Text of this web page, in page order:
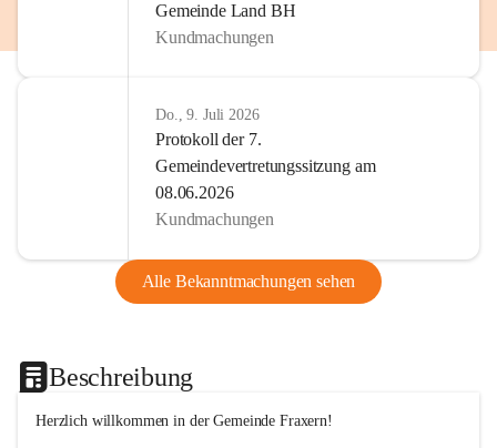
Gemeinde Land BH
Kundmachungen
Do., 9. Juli 2026
Protokoll der 7.
Gemeindevertretungssitzung am
08.06.2026
Kundmachungen
Alle Bekanntmachungen sehen
Beschreibung
Herzlich willkommen in der Gemeinde Fraxern!